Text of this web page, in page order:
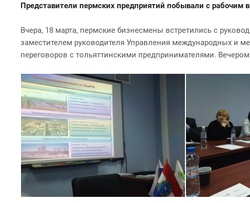
Представители пермских предприятий побывали с рабочим
Вчера, 18 марта, пермские бизнесмены встретились с
заместителем руководителя Управления международных и
переговоров с тольяттинскими предпринимателями.